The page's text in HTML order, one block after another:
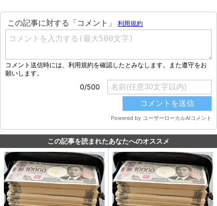
この記事を読まれたあなたへのオススメ